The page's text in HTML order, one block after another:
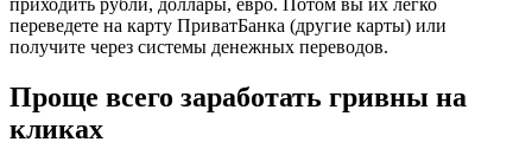
переведете на карту ПриватБанка (другие карты) или
получите через системы денежных переводов.
Проще всего заработать гривны на
кликах